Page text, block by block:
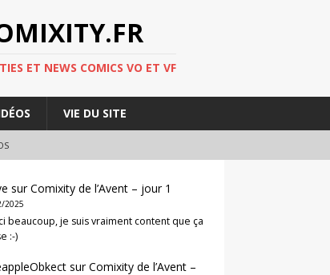
ET NEWS COMICS VO ET VF
VIE DU SITE
surComixity de l’Avent – jour 1
2025
beaucoup, je suis vraiment content que ça
:-)
surComixity de l’Avent –